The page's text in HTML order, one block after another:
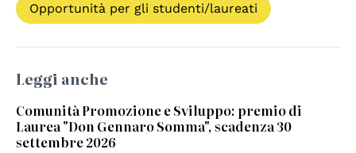
Opportunità per gli studenti/laureati
Leggi anche
Comunità Promozione e Sviluppo: premio di
Laurea "Don Gennaro Somma", scadenza 30
settembre 2026